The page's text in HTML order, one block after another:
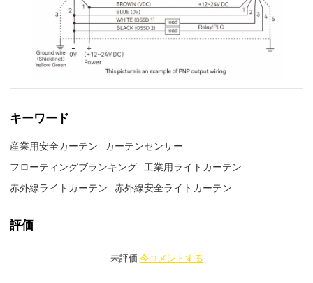
キーワード
産業用安全カーテン
カーテンセンサー
フローティングブランキング 工業用ライトカーテン
赤外線ライトカーテン
赤外線安全ライトカーテン
評価
未評価 今コメントする